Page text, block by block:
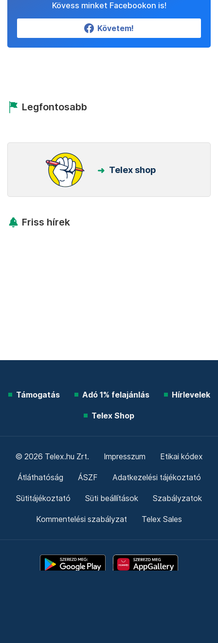
Kövess minket Facebookon is!
Követem!
Legfontosabb
Telex shop
Friss hírek
Támogatás Adó 1% felajánlás Hírlevelek
Telex Shop
© 2026 Telex.hu Zrt. Impresszum Etikai kódex
Átláthatóság ÁSZF Adatkezelési tájékoztató
Sütitájékoztató Süti beállítások Szabályzatok
Kommentelési szabályzat Telex Sales